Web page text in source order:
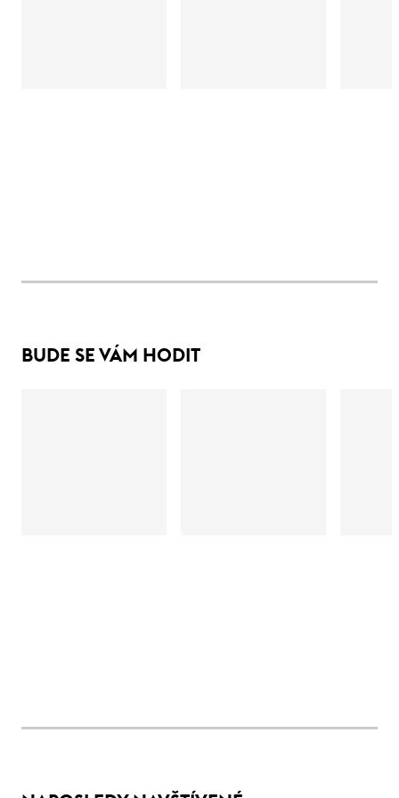
BUDE SE VÁM HODIT